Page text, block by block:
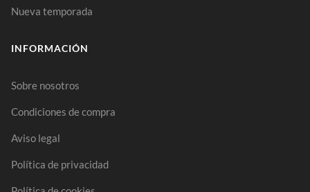
Nueva temporada
INFORMACIÓN
Sobre nosotros
Condiciones de compra
Aviso legal
Política de privacidad